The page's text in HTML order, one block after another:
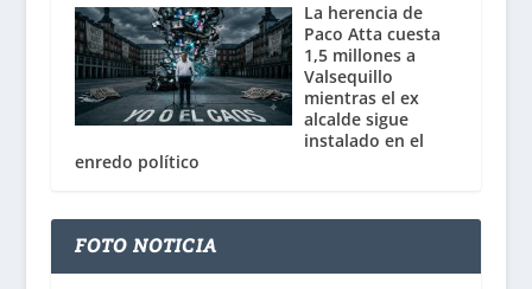
La herencia de
Paco Atta cuesta
1,5 millones a
Valsequillo
mientras el ex
alcalde sigue
instalado en el
enredo político
FOTO NOTICIA